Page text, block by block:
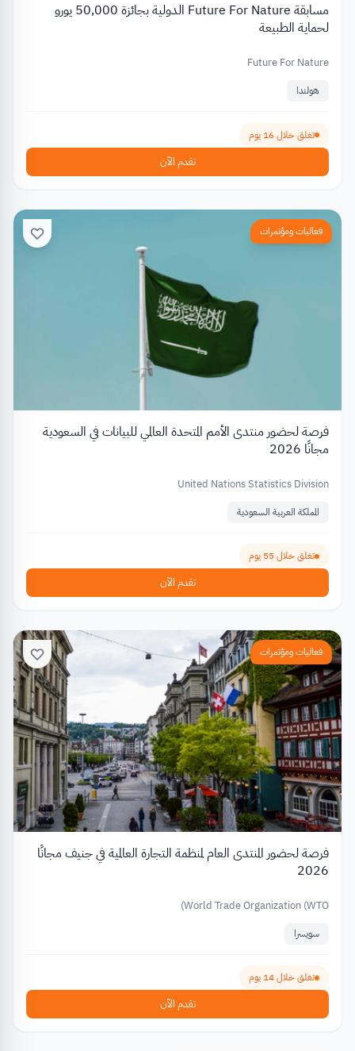
مسابقة Future For Nature الدولية بجائزة 50,000 يورو
لحماية الطبيعة
Future For Nature
هولندا
تغلق خلال 16 يوم
تقدم الآن
فعاليات ومؤتمرات
فرصة لحضور منتدى الأمم المتحدة العالمي للبيانات في السعودية
مجانًا 2026
United Nations Statistics Division
المملكة العربية السعودية
تغلق خلال 55 يوم
تقدم الآن
فعاليات ومؤتمرات
فرصة لحضور المنتدى العام لمنظمة التجارة العالمية في جنيف مجانًا
2026
World Trade Organization (WTO)
سويسرا
تغلق خلال 14 يوم
تقدم الآن